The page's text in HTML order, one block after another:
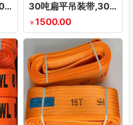
40吨扁平吊装带,40吨扁平吊带,40T起重吊带,40吨扁平双扣吊带,扁平40吨吊装带 30吨扁平吊装带,30吨扁平吊带,30T起重吊带,30吨扁平双扣吊带,扁平30吨吊装带
￥ 1500.00